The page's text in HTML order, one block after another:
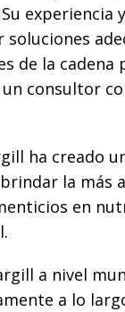
experiencia
de la cadena
consultor
ha creado
la más
en
a nivel
a lo